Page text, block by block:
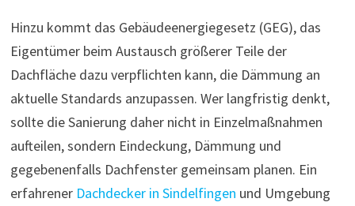
Hinzu kommt das Gebäudeenergiegesetz (GEG), das
Eigentümer beim Austausch größerer Teile der
Dachfläche dazu verpflichten kann, die Dämmung an
aktuelle Standards anzupassen. Wer langfristig denkt,
sollte die Sanierung daher nicht in Einzelmaßnahmen
aufteilen, sondern Eindeckung, Dämmung und
gegebenenfalls Dachfenster gemeinsam planen. Ein
erfahrener Dachdecker in Sindelfingen und Umgebung